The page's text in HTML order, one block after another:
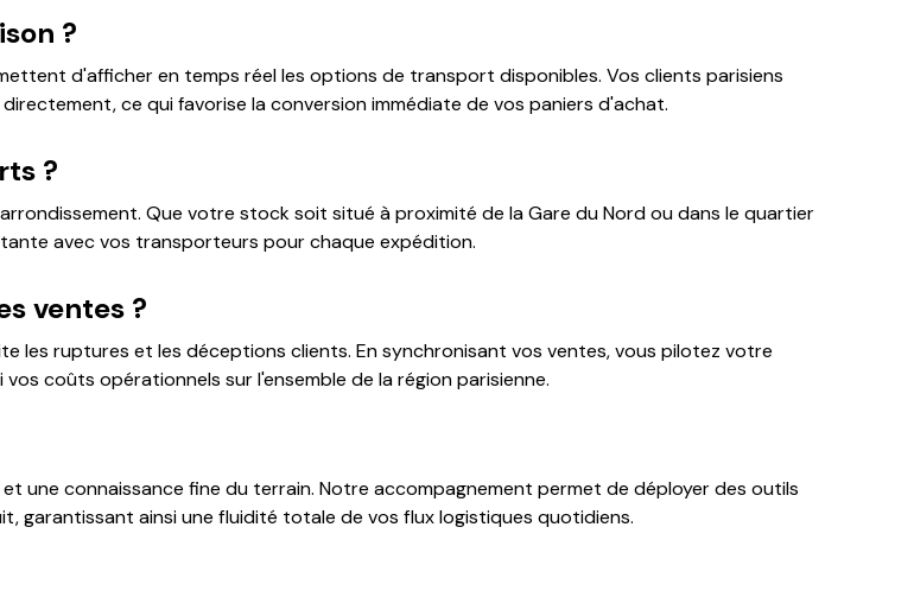
?
d'afficher en temps réel les options de transport disponibles. Vos clients parisiens
ce qui favorise la conversion immédiate de vos paniers d'achat.
?
Que votre stock soit situé à proximité de la Gare du Nord ou dans le quartier
avec vos transporteurs pour chaque expédition.
ventes ?
les ruptures et les déceptions clients. En synchronisant vos ventes, vous pilotez votre
coûts opérationnels sur l'ensemble de la région parisienne.
une connaissance fine du terrain. Notre accompagnement permet de déployer des outils
garantissant ainsi une fluidité totale de vos flux logistiques quotidiens.